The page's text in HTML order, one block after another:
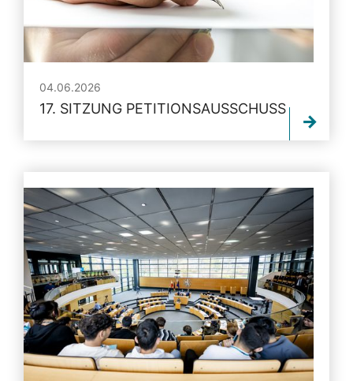
04.06.2026
17. SITZUNG PETITIONSAUSSCHUSS